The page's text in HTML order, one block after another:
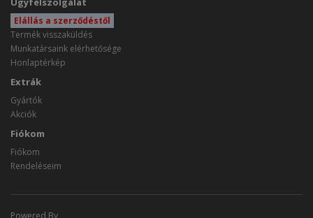
Elállás a szerződéstől
Termék visszaküldés
Munkatársaink elérhetősége
Honlaptérkép
Extrák
Gyártók
Akciók
Fiókom
Fiókom
Rendeléseim